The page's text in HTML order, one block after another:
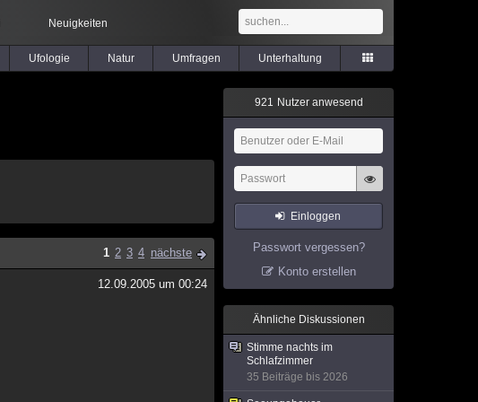
Neuigkeiten
Ufologie Natur Umfragen Unterhaltung
1 2 3 4 nächste
12.09.2005 um 00:24
921 Nutzer anwesend
Einloggen
Passwort vergessen?
Konto erstellen
Ähnliche Diskussionen
Stimme nachts im
Schlafzimmer
35 Beiträge bis 2026